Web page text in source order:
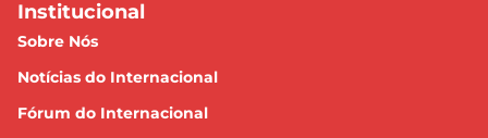
Institucional
Sobre Nós
Notícias do Internacional
Fórum do Internacional